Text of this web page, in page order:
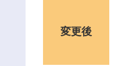
変更後